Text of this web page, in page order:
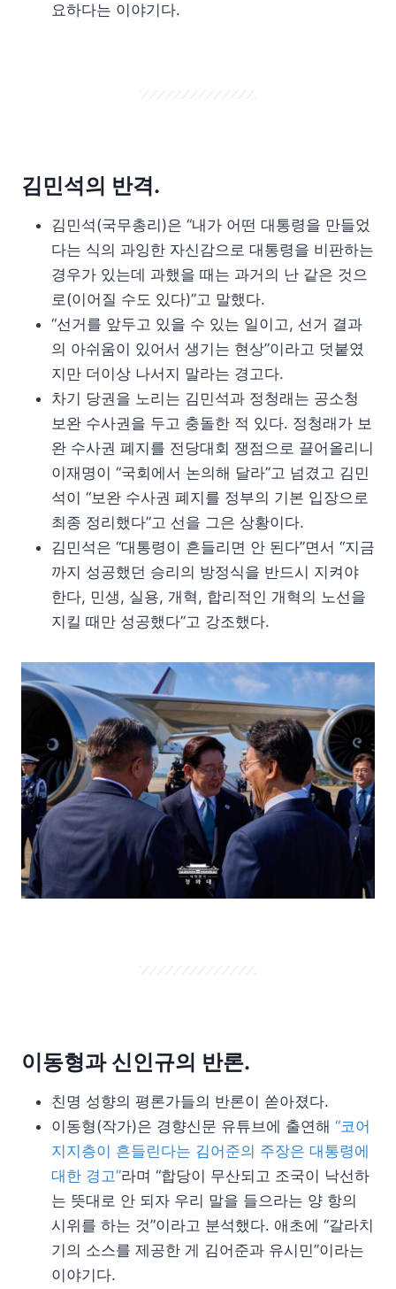
요하다는 이야기다.
김민석의 반격.
김민석(국무총리)은 “내가 어떤 대통령을 만들었
다는 식의 과잉한 자신감으로 대통령을 비판하는
경우가 있는데 과했을 때는 과거의 난 같은 것으
로(이어질 수도 있다)”고 말했다.
“선거를 앞두고 있을 수 있는 일이고, 선거 결과
의 아쉬움이 있어서 생기는 현상”이라고 덧붙였
지만 더이상 나서지 말라는 경고다.
차기 당권을 노리는 김민석과 정청래는 공소청
보완 수사권을 두고 충돌한 적 있다. 정청래가 보
완 수사권 폐지를 전당대회 쟁점으로 끌어올리니
이재명이 “국회에서 논의해 달라”고 넘겼고 김민
석이 “보완 수사권 폐지를 정부의 기본 입장으로
최종 정리했다”고 선을 그은 상황이다.
김민석은 “대통령이 흔들리면 안 된다”면서 “지금
까지 성공했던 승리의 방정식을 반드시 지켜야
한다, 민생, 실용, 개혁, 합리적인 개혁의 노선을
지킬 때만 성공했다”고 강조했다.
이동형과 신인규의 반론.
친명 성향의 평론가들의 반론이 쏟아졌다.
이동형(작가)은 경향신문 유튜브에 출연해 “코어
지지층이 흔들린다는 김어준의 주장은 대통령에
대한 경고”라며 “합당이 무산되고 조국이 낙선하
는 뜻대로 안 되자 우리 말을 들으라는 양 항의
시위를 하는 것”이라고 분석했다. 애초에 “갈라치
기의 소스를 제공한 게 김어준과 유시민”이라는
이야기다.